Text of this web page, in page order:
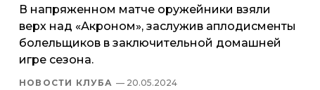
В напряженном матче оружейники взяли
верх над «Акроном», заслужив аплодисменты
болельщиков в заключительной домашней
игре сезона.
НОВОСТИ КЛУБА — 20.05.2024